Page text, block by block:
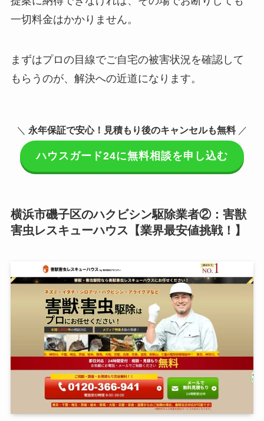
一切料金はかかりません。
まずはプロの目線でご自宅の被害状況を確認して
もらうのが、解決への近道になります。
＼ 永年保証で安心！見積もり後のキャンセルも無料／
ハウスガード24に無料相談を申し込む
横浜市磯子区のハクビシン駆除業者②：害獣
害虫レスキューハウス【業界最安値挑戦！】